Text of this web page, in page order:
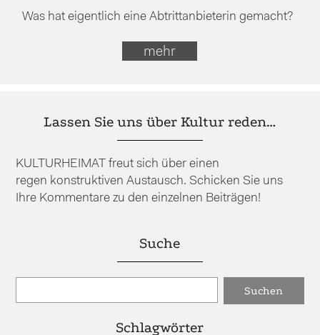
Was hat eigentlich eine Abtrittanbieterin gemacht?
mehr
Lassen Sie uns über Kultur reden…
KULTURHEIMAT freut sich über einen
regen konstruktiven Austausch. Schicken Sie uns
Ihre Kommentare zu den einzelnen Beiträgen!
Suche
Schlagwörter